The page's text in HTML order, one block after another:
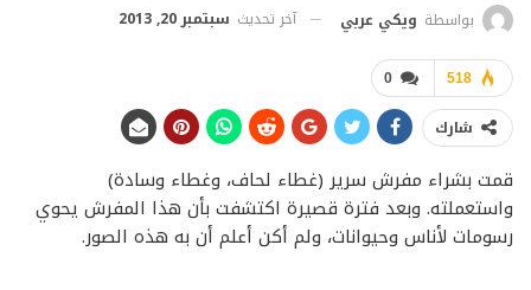
بواسطة ويكي عربي آخر تحديث سبتمبر 20, 2013
0 518
شارك
قمت بشراء مفرش سرير (غطاء لحاف، وغطاء وسادة)
واستعملته. وبعد فترة قصيرة اكتشفت بأن هذا المفرش يحوي
رسومات لأناس وحيوانات، ولم أكن أعلم أن به هذه الصور.